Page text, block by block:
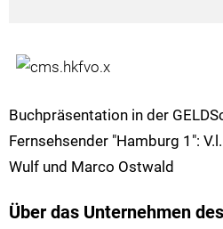
Buchpräsentation in der
Fernsehsender "Hamburg 1":
Wulf und Marco Ostwald
Über das Unternehmen